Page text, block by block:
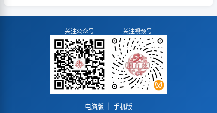
关注公众号 关注视频号
电脑版 手机版